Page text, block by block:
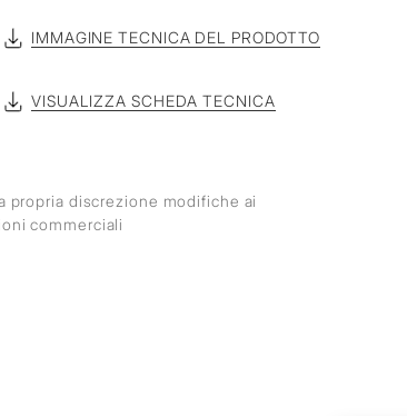
IMMAGINE TECNICA DEL PRODOTTO
VISUALIZZA SCHEDA TECNICA
propria discrezione modifiche ai
commerciali